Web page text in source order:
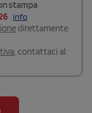
stampa
info
direttamente
, contattaci al: